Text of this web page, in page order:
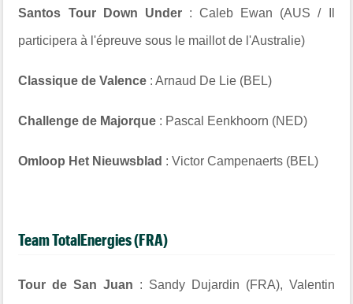
Santos Tour Down Under: Caleb Ewan (AUS / Il
participera à l'épreuve sous le maillot de l'Australie)
Classique de Valence : Arnaud De Lie (BEL)
Challenge de Majorque : Pascal Eenkhoorn (NED)
Omloop Het Nieuwsblad : Victor Campenaerts (BEL)
Team TotalEnergies (FRA)
Tour de San Juan : Sandy Dujardin (FRA), Valentin